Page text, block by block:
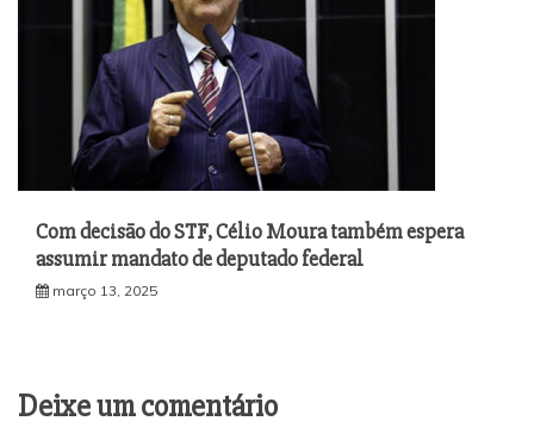
Com decisão do STF, Célio Moura também espera
assumir mandato de deputado federal
março 13, 2025
Deixe um comentário